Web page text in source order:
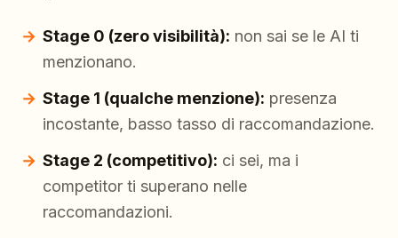
Stage 0 (zero visibilità): non sai se le AI ti
menzionano.
Stage 1 (qualche menzione): presenza
incostante, basso tasso di raccomandazione.
Stage 2 (competitivo): ci sei, ma i
competitor ti superano nelle
raccomandazioni.